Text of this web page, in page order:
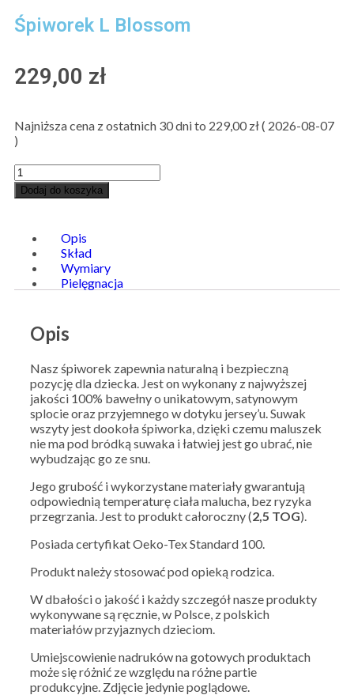
Śpiworek L Blossom
229,00 zł
Najniższa cena z ostatnich 30 dni to 229,00 zł( 2026-08-07
)
Dodaj do koszyka
Opis
Skład
Wymiary
Pielęgnacja
Opis
Nasz śpiworek zapewnia naturalną i bezpieczną
pozycję dla dziecka. Jest on wykonany z najwyższej
jakości 100% bawełny o unikatowym, satynowym
splocie oraz przyjemnego w dotyku jersey’u. Suwak
wszyty jest dookoła śpiworka, dzięki czemu maluszek
nie ma pod bródką suwaka i łatwiej jest go ubrać, nie
wybudzając go ze snu.
Jego grubość i wykorzystane materiały gwarantują
odpowiednią temperaturę ciała malucha, bez ryzyka
przegrzania. Jest to produkt całoroczny (2,5 TOG).
Posiada certyfikat Oeko-Tex Standard 100.
Produkt należy stosować pod opieką rodzica.
W dbałości o jakość i każdy szczegół nasze produkty
wykonywane są ręcznie, w Polsce, z polskich
materiałów przyjaznych dzieciom.
Umiejscowienie nadruków na gotowych produktach
może się różnić ze względu na różne partie
produkcyjne. Zdjęcie jedynie poglądowe.